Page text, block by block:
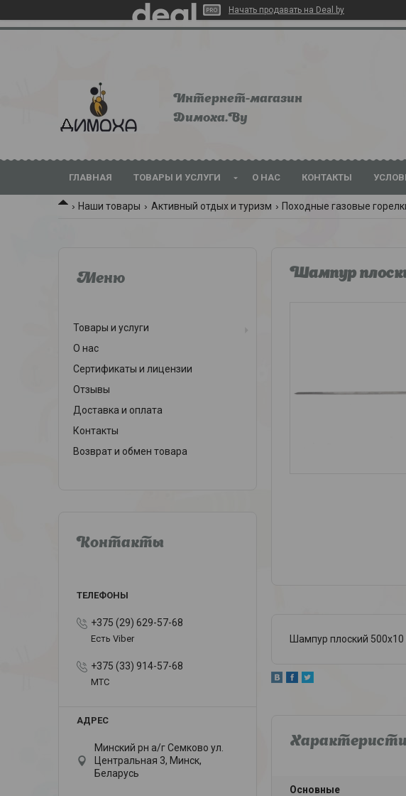
Начать продавать на Deal.by
Интернет-магазин
Dимoхa.By
ГЛАВНАЯ ТОВАРЫ И УСЛУГИ О НАС КОНТАКТЫ
Наши товары Активный отдых и туризм Походные газовые
Шампур
Шампур плоский
Основные
Товары и услуги
О нас
Сертификаты и лицензии
Отзывы
Доставка и оплата
Контакты
Возврат и обмен товара
Контакты
+375 (29) 629-57-68
Есть Viber
+375 (33) 914-57-68
МТС
Минский рн а/г Семково ул.
Центральная 3, Минск,
Беларусь